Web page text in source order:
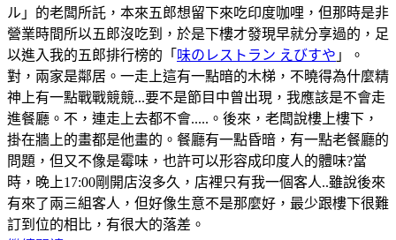
ル」的老闆所託，本來五郎想留下來吃印度咖哩，但那時是非
營業時間所以五郎沒吃到，於是下樓才發現早就分享過的，足
以進入我的五郎排行榜的「 味のレストラン えびすや 」。
對，兩家是鄰居。一走上這有一點暗的木梯，不曉得為什麼精
神上有一點戰戰競競...要不是節目中曾出現，我應該是不會走
進餐廳。不，連走上去都不會.....。後來，老闆說樓上樓下，
掛在牆上的畫都是他畫的。餐廳有一點昏暗，有一點老餐廳的
問題，但又不像是霉味，也許可以形容成印度人的體味?當
時，晚上17:00剛開店沒多久，店裡只有我一個客人..雖說後來
有來了兩三組客人，但好像生意不是那麼好，最少跟樓下很難
訂到位的相比，有很大的落差。